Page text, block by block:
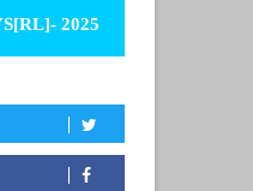
2025